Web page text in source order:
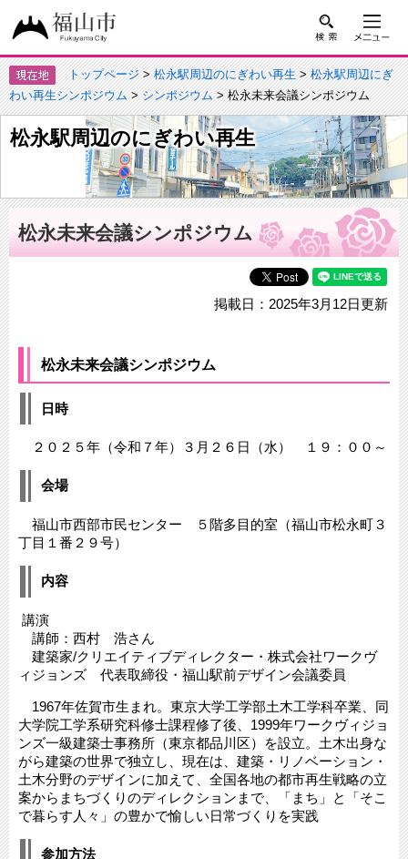
トップページ>松永駅周辺のにぎわい再生>松永駅周辺にぎ
わい再生シンポジウム>シンポジウム> 松永未来会議シンポジウム
松永駅周辺のにぎわい再生
松永未来会議シンポジウム
掲載日：2025年3月12日更新
松永未来会議シンポジウム
日時
２０２５年（令和７年）３月２６日（水） １９：００～
会場
福山市西部市民センター ５階多目的室（福山市松永町３
丁目１番２９号）
内容
講演
講師：西村 浩さん
建築家/クリエイティブディレクター・株式会社ワークヴ
ィジョンズ 代表取締役・福山駅前デザイン会議委員
1967年佐賀市生まれ。東京大学工学部土木工学科卒業、同
大学院工学系研究科修士課程修了後、1999年ワークヴィジョ
ンズ一級建築士事務所（東京都品川区）を設立。土木出身な
がら建築の世界で独立し、現在は、建築・リノベーション・
土木分野のデザインに加えて、全国各地の都市再生戦略の立
案からまちづくりのディレクションまで、「まち」と「そこ
で暮らす人々」の豊かで愉しい日常づくりを実践
参加方法